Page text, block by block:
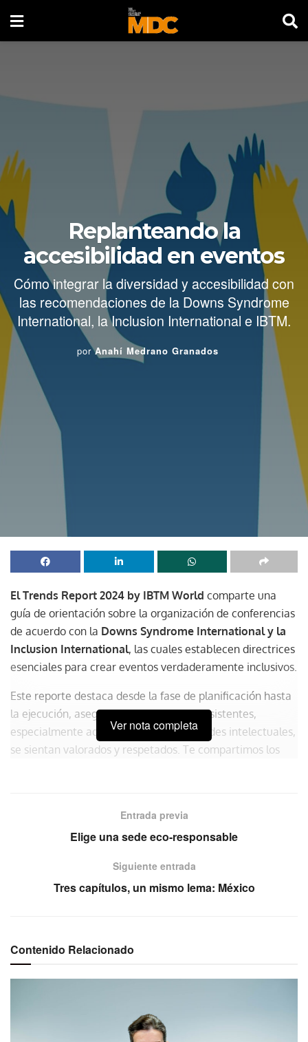
Replanteando la
accesibilidad en eventos
Cómo integrar la diversidad y accesibilidad con
las recomendaciones de la Downs Syndrome
International, la Inclusion International e IBTM.
por Anahí Medrano Granados
El Trends Report 2024 by IBTM World comparte una
guía de orientación sobre la organización de conferencias
de acuerdo con la Downs Syndrome International y la
Inclusion International, las cuales establecen directrices
esenciales para crear eventos verdaderamente inclusivos.
Este reporte destaca desde la fase de planificación hasta
la ejecución, asegurando que todos los asistentes,
especialmente aquellos con discapacidades intelectuales,
se sientan valorados y respetados. Te compartimos los
planificación inclusivo. Involucrar a personas con
discapacidades intelectuales desde el inicio garantiza que
se identifiquen y superen las barreras más comunes. La
Acceso económico a los eventos
quienes enfrentan barreras económicas adicionales. Es
vital prever los gastos de inscripción, datos para
Ver nota completa
Entrada previa
Elige una sede eco-responsable
Siguiente entrada
Tres capítulos, un mismo lema: México
Contenido Relacionado